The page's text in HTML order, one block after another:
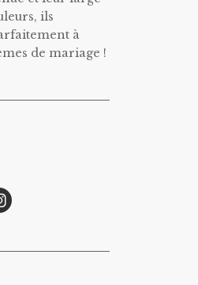
ils
à
de mariage !